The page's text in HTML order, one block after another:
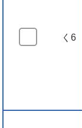
く6